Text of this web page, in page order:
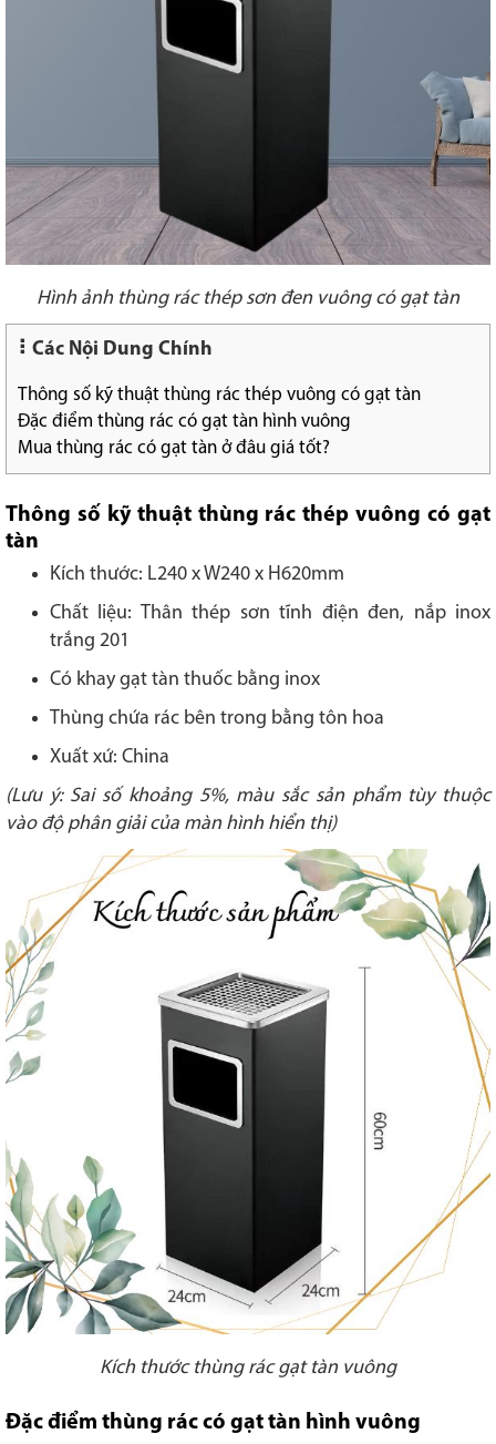
Hình ảnh thùng rác thép sơn đen vuông có gạt tàn
Các Nội Dung Chính
Thông số kỹ thuật thùng rác thép vuông có gạt tàn
Đặc điểm thùng rác có gạt tàn hình vuông
Mua thùng rác có gạt tàn ở đâu giá tốt?
Thông số kỹ thuật thùng rác thép vuông có gạt
tàn
Kích thước: L240 x W240 x H620mm
Chất liệu: Thân thép sơn tĩnh điện đen, nắp inox
trắng 201
Có khay gạt tàn thuốc bằng inox
Thùng chứa rác bên trong bằng tôn hoa
Xuất xứ: China
(Lưu ý: Sai số khoảng 5%, màu sắc sản phẩm tùy thuộc
vào độ phân giải của màn hình hiển thị)
Kích thước thùng rác gạt tàn vuông
Đặc điểm thùng rác có gạt tàn hình vuông